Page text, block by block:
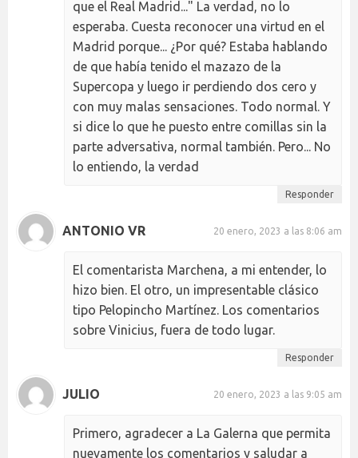
que el Real Madrid..." La verdad, no lo
esperaba. Cuesta reconocer una virtud en el
Madrid porque... ¿Por qué? Estaba hablando
de que había tenido el mazazo de la
Supercopa y luego ir perdiendo dos cero y
con muy malas sensaciones. Todo normal. Y
si dice lo que he puesto entre comillas sin la
parte adversativa, normal también. Pero... No
lo entiendo, la verdad
Responder
ANTONIO VR 20 enero, 2023 a las 8:06 am
El comentarista Marchena, a mi entender, lo
hizo bien. El otro, un impresentable clásico
tipo Pelopincho Martínez. Los comentarios
sobre Vinicius, fuera de todo lugar.
Responder
JULIO 20 enero, 2023 a las 9:05 am
Primero, agradecer a La Galerna que permita
nuevamente los comentarios y saludar a